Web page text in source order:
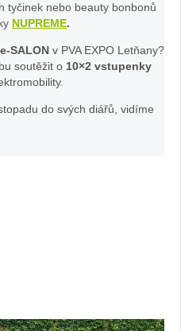
tyčinek nebo beauty bonbonů
NUPREME.
e-SALON v PVA EXPO Letňany?
soutěžit o 10×2 vstupenky
do svých diářů, vidíme